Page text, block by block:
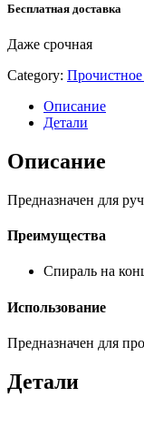
Бесплатная доставка
Даже срочная
Category:
Описание
Детали
Описание
Предназначен для
Преимущества
Спираль на
Использование
Предназначен для
Детали